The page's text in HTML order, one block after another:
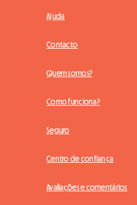
Ajuda
Contacto
Quem somos?
Como funciona?
Seguro
Centro de confiança
Avaliações e comentários